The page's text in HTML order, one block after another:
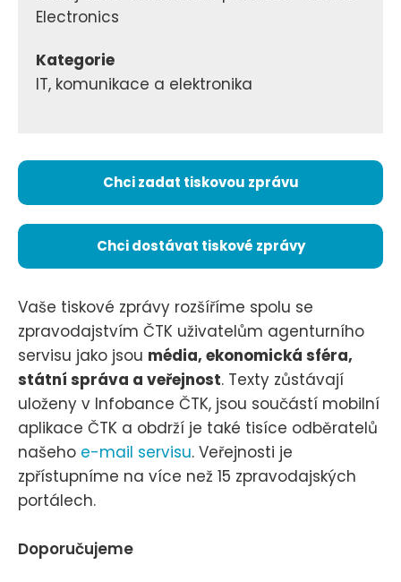
Electronics
Kategorie
IT, komunikace a elektronika
Chci zadat tiskovou zprávu
Chci dostávat tiskové zprávy
Vaše tiskové zprávy rozšíříme spolu se
zpravodajstvím ČTK uživatelům agenturního
servisu jako jsou média, ekonomická sféra,
státní správa a veřejnost. Texty zůstávají
uloženy v Infobance ČTK, jsou součástí mobilní
aplikace ČTK a obdrží je také tisíce odběratelů
našeho e-mail servisu. Veřejnosti je
zpřístupníme na více než 15 zpravodajských
portálech.
Doporučujeme